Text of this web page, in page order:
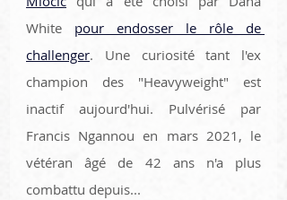
White pour endosser le rôle de
challenger. Une curiosité tant l'ex
champion des "Heavyweight" est
inactif aujourd'hui. Pulvérisé par
Francis Ngannou en mars 2021, le
vétéran âgé de 42 ans n'a plus
combattu depuis...